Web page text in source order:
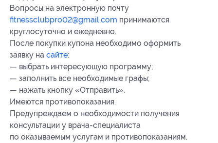
Вопросы на электронную почту
fitnessclubpro02@gmail.com принимаются
круглосуточно и ежедневно.
После покупки купона необходимо оформить
заявку на сайте:
— выбрать интересующую программу;
— заполнить все необходимые графы;
— нажать кнопку «Отправить».
Имеются противопоказания.
Предупреждаем о необходимости получения
консультации у врача-специалиста
по оказываемым услугам и противопоказаниям.